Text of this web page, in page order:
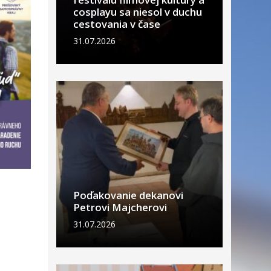
cosplayu sa niesol v duchu
cestovania v čase
31.07.2026
Poďakovanie dekanovi
Petrovi Majcherovi
31.07.2026